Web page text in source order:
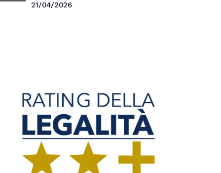
21/04/2026